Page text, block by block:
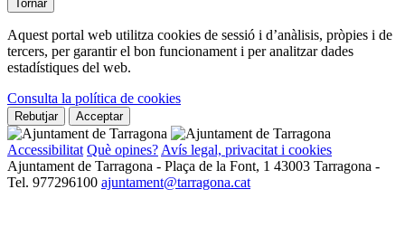
Tornar
Aquest portal web utilitza cookies de sessió i d’anàlisis, pròpies i de
tercers, per garantir el bon funcionament i per analitzar dades
estadístiques del web.
Consulta la política de cookies
Rebutjar Acceptar
Accessibilitat Què opines? Avís legal, privacitat i cookies
Ajuntament de Tarragona - Plaça de la Font, 1 43003 Tarragona -
Tel. 977296100 ajuntament@tarragona.cat